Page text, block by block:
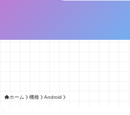
ホーム 機種 Android